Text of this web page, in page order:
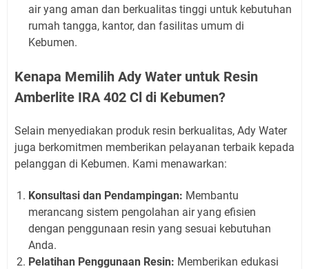
air yang aman dan berkualitas tinggi untuk kebutuhan
rumah tangga, kantor, dan fasilitas umum di
Kebumen.
Kenapa Memilih Ady Water untuk Resin
Amberlite IRA 402 Cl di Kebumen?
Selain menyediakan produk resin berkualitas, Ady Water
juga berkomitmen memberikan pelayanan terbaik kepada
pelanggan di Kebumen. Kami menawarkan:
Konsultasi dan Pendampingan: Membantu
merancang sistem pengolahan air yang efisien
dengan penggunaan resin yang sesuai kebutuhan
Anda.
Pelatihan Penggunaan Resin: Memberikan edukasi